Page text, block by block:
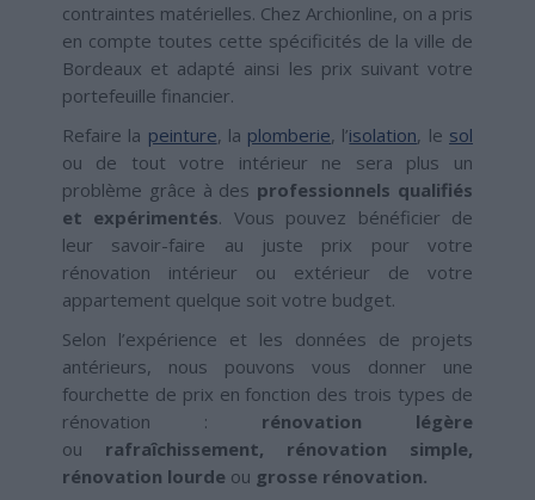
contraintes matérielles. Chez Archionline, on a pris
en compte toutes cette spécificités de la ville de
Bordeaux et adapté ainsi les prix suivant votre
portefeuille financier.
Refaire la peinture, la plomberie, l’isolation, le sol
ou de tout votre intérieur ne sera plus un
problème grâce à des professionnels qualifiés
et expérimentés. Vous pouvez bénéficier de
leur savoir-faire au juste prix pour votre
rénovation intérieur ou extérieur de votre
appartement quelque soit votre budget.
Selon l’expérience et les données de projets
antérieurs, nous pouvons vous donner une
fourchette de prix en fonction des trois types de
rénovation : rénovation légère
ou rafraîchissement, rénovation simple,
rénovation lourde ou grosse rénovation.